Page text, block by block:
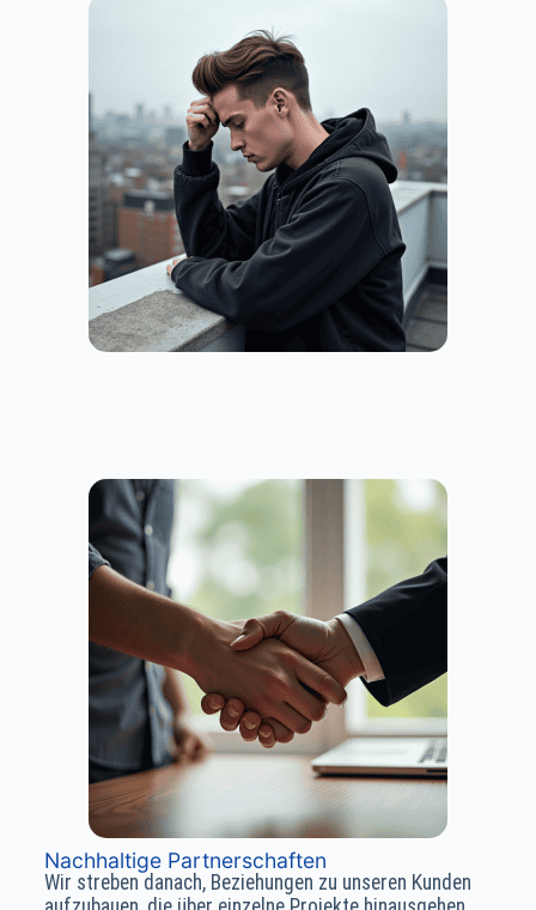
Nachhaltige Partnerschaften
Wir streben danach, Beziehungen zu unseren Kunden